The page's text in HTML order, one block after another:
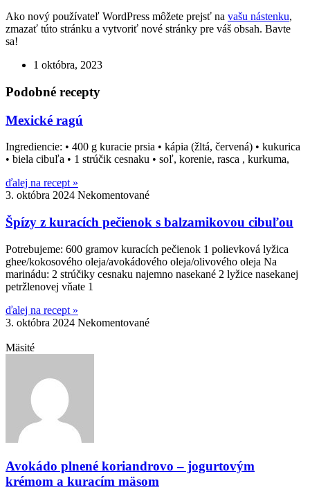
Ako nový používateľ WordPress môžete prejsť na vašu nástenku,
zmazať túto stránku a vytvoriť nové stránky pre váš obsah. Bavte
sa!
1 októbra, 2023
Podobné recepty
Mexické ragú
Ingrediencie: • 400 g kuracie prsia • kápia (žltá, červená) • kukurica
• biela cibuľa • 1 strúčik cesnaku • soľ, korenie, rasca , kurkuma,
ďalej na recept »
3. októbra 2024 Nekomentované
Špízy z kuracích pečienok s balzamikovou cibuľou
Potrebujeme: 600 gramov kuracích pečienok 1 polievková lyžica
ghee/kokosového oleja/avokádového oleja/olivového oleja Na
marinádu: 2 strúčiky cesnaku najemno nasekané 2 lyžice nasekanej
petržlenovej vňate 1
ďalej na recept »
3. októbra 2024 Nekomentované
Mäsité
Avokádo plnené koriandrovo – jogurtovým
krémom a kuracím mäsom